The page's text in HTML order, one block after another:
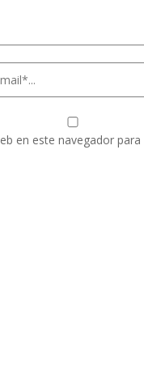
en este navegador